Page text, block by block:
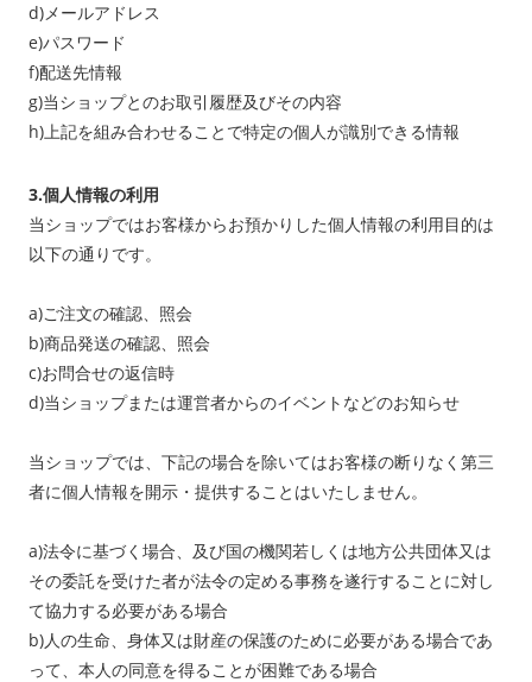
d)メールアドレス
e)パスワード
f)配送先情報
g)当ショップとのお取引履歴及びその内容
h)上記を組み合わせることで特定の個人が識別できる情報
3.個人情報の利用
当ショップではお客様からお預かりした個人情報の利用目的は
以下の通りです。
a)ご注文の確認、照会
b)商品発送の確認、照会
c)お問合せの返信時
d)当ショップまたは運営者からのイベントなどのお知らせ
当ショップでは、下記の場合を除いてはお客様の断りなく第三
者に個人情報を開示・提供することはいたしません。
a)法令に基づく場合、及び国の機関若しくは地方公共団体又は
その委託を受けた者が法令の定める事務を遂行することに対し
て協力する必要がある場合
b)人の生命、身体又は財産の保護のために必要がある場合であ
って、本人の同意を得ることが困難である場合